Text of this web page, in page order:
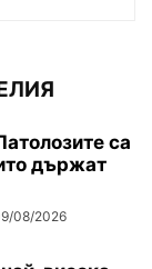
са
държат
08/2026